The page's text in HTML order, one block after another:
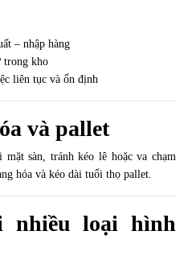
– nhập hàng
trong kho
liên tục và ổn định
và pallet
sàn, tránh kéo lê hoặc va chạm
hóa và kéo dài tuổi thọ pallet.
nhiều loại hình